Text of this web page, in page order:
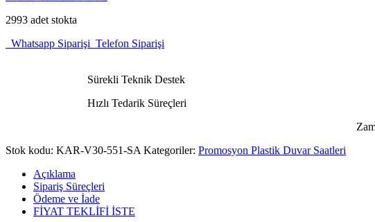
2993 adet stokta
Whatsapp Siparişi Telefon Siparişi
Sürekli Teknik Destek
Hızlı Tedarik Süreçleri
Stok kodu: KAR-V30-551-SA Kategoriler: Promosyon Plastik Duvar Saatleri
Açıklama
Sipariş Süreçleri
Ödeme ve İade
FİYAT TEKLİFİ İSTE